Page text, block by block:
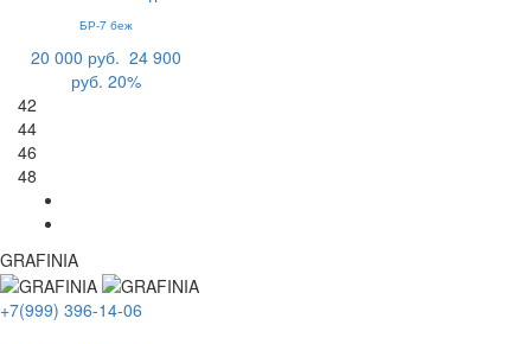
БР-7 беж
20 000 руб. 24 900
руб. 20%
42
44
46
48
GRAFINIA
+7(999) 396-14-06